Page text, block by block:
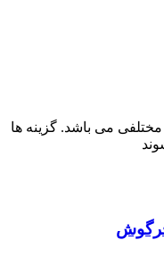
می باشد. گزینه ها